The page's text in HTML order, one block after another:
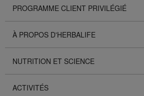
PROGRAMME CLIENT PRIVILÉGIÉ
À PROPOS D'HERBALIFE
NUTRITION ET SCIENCE
ACTIVITÉS